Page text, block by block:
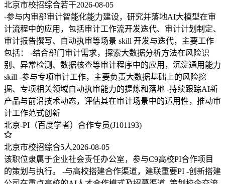
北京市校招综合若干2026-08-05
-参与内审部审计智能化能力建设，研究并落地AI大模型在审
计流程中的应用，包括审计工作流开发迭代、审计计划制定、
审计报告撰写、自动执审等场景 skill 开发与迭代，主要工作
包括： -结合部门审计需求，探索大数据分析方法在风险识
别、异常检测、数据核查等审计程序中的应用，沉淀通用能力
skill -参与专项审计工作，主要负责大数据基础上的风险挖
掘、专项相关领域自动执审能力的提炼和落地 -持续跟踪AI新
产品与前沿技术动态，评估其在审计场景中的适用性，推动审
计工作范式创新
北京-PI（百度学者）合作专员(J101193)
北京市校招综合5人2026-08-05
该职位隶属于企业社会责任办公室，参与C9高校PI合作项目
的策划与执行。 -与高校搭建合作渠道，建联重要PI -创新搭建